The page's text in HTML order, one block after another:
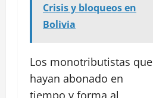
Crisis y bloqueos en
Bolivia
Los monotributistas que
hayan abonado en